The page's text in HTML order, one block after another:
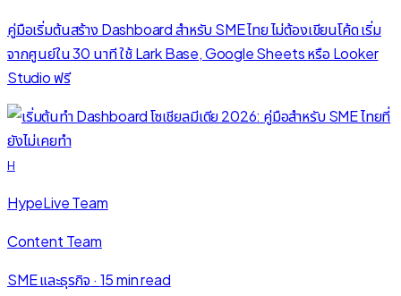
คู่มือเริ่มต้นสร้าง Dashboard สำหรับ SME ไทย ไม่ต้องเขียนโค้ด เริ่ม
จากศูนย์ใน 30 นาที ใช้ Lark Base, Google Sheets หรือ Looker
Studio ฟรี
H
HypeLive Team
Content Team
SME และธุรกิจ · 15 min read